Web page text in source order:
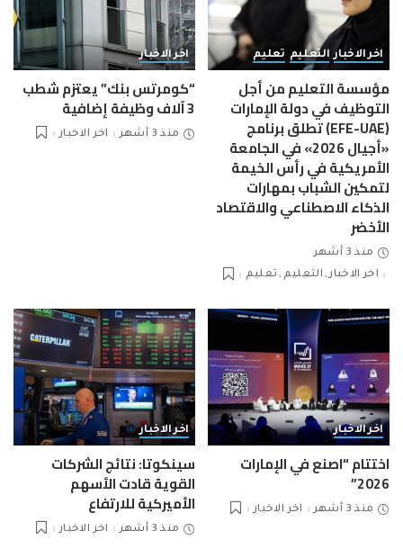
اخر الاخبار التعليم تعليم
مؤسسة التعليم من أجل
التوظيف في دولة الإمارات
(EFE-UAE) تطلق برنامج
«أجيال 2026» في الجامعة
الأمريكية في رأس الخيمة
لتمكين الشباب بمهارات
الذكاء الاصطناعي والاقتصاد
الأخضر
منذ 3 أشهر
اخر الاخبار
التعليم تعليم
اخر الاخبار
“كومرتس بنك” يعتزم شطب
3 آلاف وظيفة إضافية
منذ 3 أشهر اخر الاخبار
اخر الاخبار
اختتام “اصنع في الإمارات
2026”
منذ 3 أشهر اخر الاخبار
اخر الاخبار
سينكوتا: نتائج الشركات
القوية قادت الأسهم
الأميركية للارتفاع
منذ 3 أشهر اخر الاخبار